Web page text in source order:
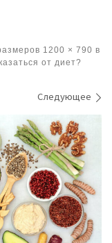
1200 × 790 в
от диет?
Следующее